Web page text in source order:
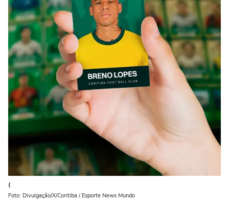
(
Foto: Divulgação/X/Coritiba / Esporte News Mundo